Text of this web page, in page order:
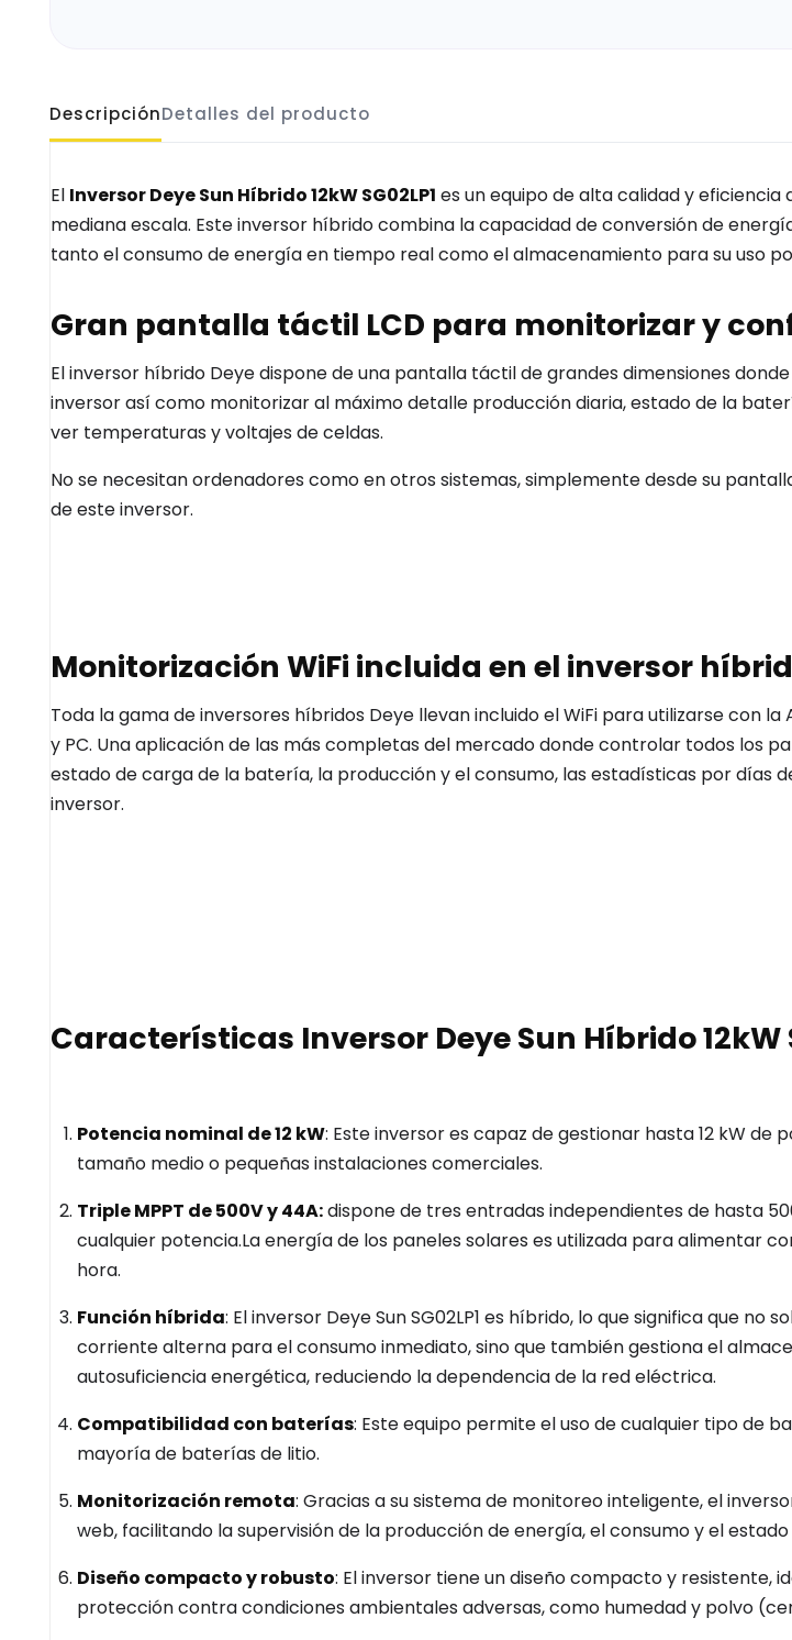
DescripciónDetalles del producto
El Inversor Deye Sun Híbrido 12kW SG02LP1 es un equipo de alta calidad y
mediana escala. Este inversor híbrido combina la capacidad de conversión de
tanto el consumo de energía en tiempo real como el almacenamiento para su uso
Gran pantalla táctil LCD para monitorizar y
El inversor híbrido Deye dispone de una pantalla táctil de grandes dimensiones
inversor así como monitorizar al máximo detalle producción diaria, estado de la
ver temperaturas y voltajes de celdas.
No se necesitan ordenadores como en otros sistemas, simplemente desde su
de este inversor.
Monitorización WiFi incluida en el inversor
Toda la gama de inversores híbridos Deye llevan incluido el WiFi para utilizarse con
y PC. Una aplicación de las más completas del mercado donde controlar todos los
estado de carga de la batería, la producción y el consumo, las estadísticas por
inversor.
Características Inversor Deye Sun Híbrido 12kW
Potencia nominal de 12 kW: Este inversor es capaz de gestionar hasta 12 kW
tamaño medio o pequeñas instalaciones comerciales.
Triple MPPT de 500V y 44A:dispone de tres entradas independientes de hasta
cualquier potencia.La energía de los paneles solares es utilizada para alimentar
hora.
Función híbrida: El inversor Deye Sun SG02LP1 es híbrido, lo que significa que
corriente alterna para el consumo inmediato, sino que también gestiona el
autosuficiencia energética, reduciendo la dependencia de la red eléctrica.
Compatibilidad con baterías: Este equipo permite el uso de cualquier tipo de
mayoría de baterías de litio.
Monitorización remota: Gracias a su sistema de monitoreo inteligente, el
web, facilitando la supervisión de la producción de energía, el consumo y el
Diseño compacto y robusto: El inversor tiene un diseño compacto y resistente,
protección contra condiciones ambientales adversas, como humedad y polvo